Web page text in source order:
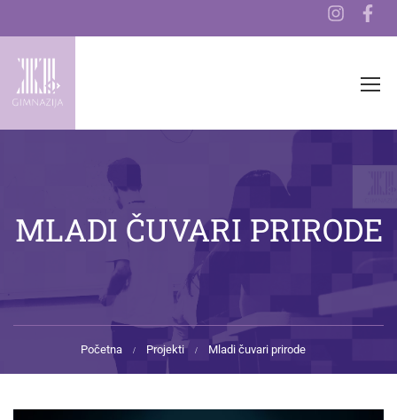
MLADI ČUVARI PRIRODE
Početna Projekti Mladi čuvari prirode